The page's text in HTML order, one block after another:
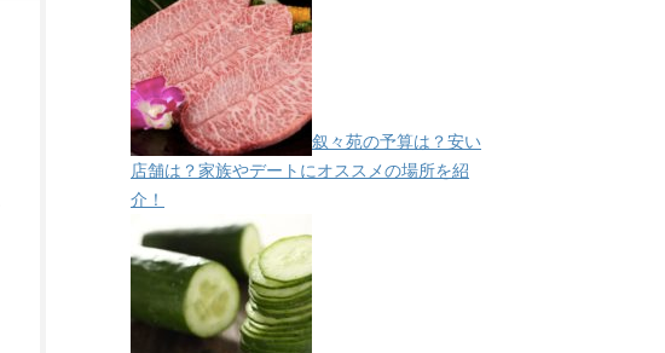
叙々苑の予算は？安い
店舗は？家族やデートにオススメの場所を紹
介！